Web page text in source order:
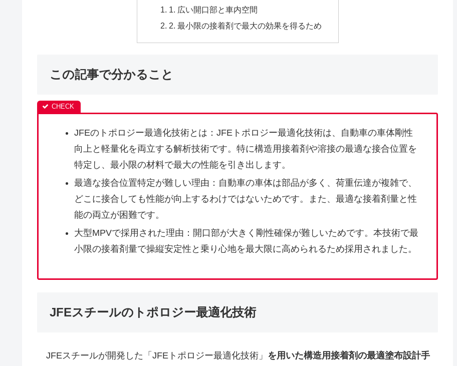
1. 広い開口部と車内空間
2. 最小限の接着剤で最大の効果を得るため
この記事で分かること
JFEのトポロジー最適化技術とは：JFEトポロジー最適化技術は、自動車の車体剛性
向上と軽量化を両立する解析技術です。特に構造用接着剤や溶接の最適な接合位置を
特定し、最小限の材料で最大の性能を引き出します。
最適な接合位置特定が難しい理由：自動車の車体は部品が多く、荷重伝達が複雑で、
どこに接合しても性能が向上するわけではないためです。また、最適な接着剤量と性
能の両立が困難です。
大型MPVで採用された理由：開口部が大きく剛性確保が難しいためです。本技術で最
小限の接着剤量で操縦安定性と乗り心地を最大限に高められるため採用されました。
JFEスチールのトポロジー最適化技術
JFEスチールが開発した「JFEトポロジー最適化技術」 を用いた構造用接着剤の最適塗布設計手